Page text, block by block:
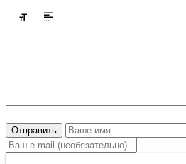
Отправить